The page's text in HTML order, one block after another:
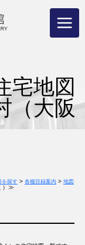
宅地図
大阪
を探す> 各種目録案内 > 地図
）≫